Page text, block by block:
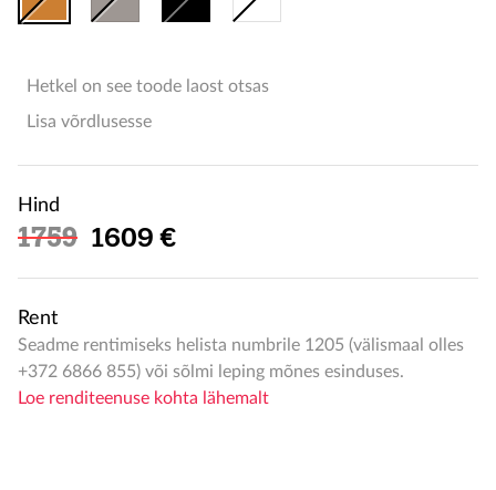
Hetkel on see toode laost otsas
Lisa võrdlusesse
Hind
1759 Soodushind
1609 €
Rent
Seadme rentimiseks helista numbrile 1205 (välismaal olles
+372 6866 855) või sõlmi leping mõnes esinduses.
Loe renditeenuse kohta lähemalt